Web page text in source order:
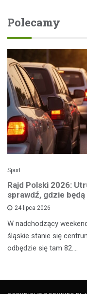
Polecamy
Sport
Rajd Polski 2026:
sprawdź, gdzie
24 lipca 2026
W nadchodzący
śląskie stanie się
odbędzie się tam 82.…